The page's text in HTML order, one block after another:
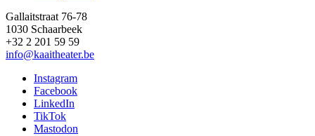
Gallaitstraat 76-78
1030 Schaarbeek
+32 2 201 59 59
info@kaaitheater.be
Instagram
Facebook
LinkedIn
TikTok
Mastodon